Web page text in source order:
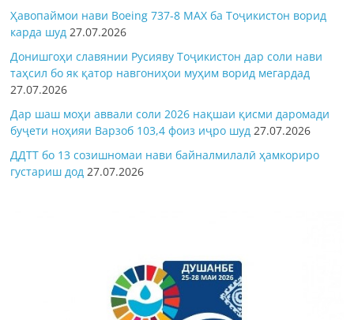
Ҳавопаймои нави Boeing 737-8 MAX ба Тоҷикистон ворид
карда шуд 27.07.2026
Донишгоҳи славянии Русияву Тоҷикистон дар соли нави
таҳсил бо як қатор навгониҳои муҳим ворид мегардад
27.07.2026
Дар шаш моҳи аввали соли 2026 нақшаи қисми даромади
буҷети ноҳияи Варзоб 103,4 фоиз иҷро шуд 27.07.2026
ДДТТ бо 13 созишномаи нави байналмилалӣ ҳамкориро
густариш дод 27.07.2026